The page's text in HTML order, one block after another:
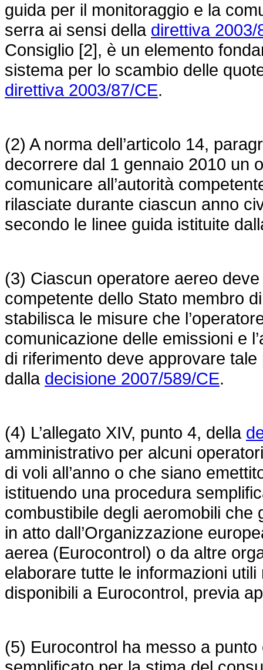
guida per il monitoraggio e la
serra ai sensi della direttiva 2003/
Consiglio [2], è un elemento
sistema per lo scambio delle
direttiva 2003/87/CE.
(2) A norma dell’articolo 14,
decorrere dal 1 gennaio 2010 un
comunicare all’autorità
rilasciate durante ciascun anno
secondo le linee guida istituite
(3) Ciascun operatore aereo
competente dello Stato membro
stabilisca le misure che
comunicazione delle emissioni e
di riferimento deve approvare
dalla decisione 2007/589/CE.
(4) L’allegato XIV, punto 4, della
amministrativo per alcuni
di voli all’anno o che siano
istituendo una procedura
combustibile degli aeromobili
in atto dall’Organizzazione
aerea (Eurocontrol) o da altre
elaborare tutte le informazioni
disponibili a Eurocontrol, previa
(5) Eurocontrol ha messo a